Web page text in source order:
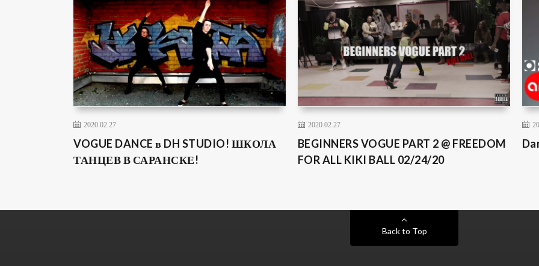
2020.02.27
VOGUE DANCE в DH STUDIO! ШКОЛА
ТАНЦЕВ В САРАНСКЕ!
2020.02.27
BEGINNERS VOGUE PART 2 @ FREEDOM
FOR ALL KIKI BALL 02/24/20
Back to Top